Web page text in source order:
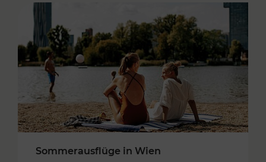
Sommerausflüge in Wien